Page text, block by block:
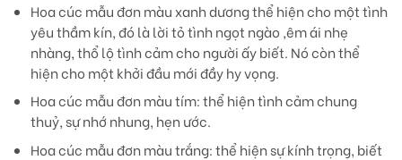
Hoa cúc mẫu đơn màu xanh dươngthể hiện cho một tình
yêu thầm kín, đó là lời tỏ tình ngọt ngào ,êm ái nhẹ
nhàng, thổ lộ tình cảm cho người ấy biết. Nó còn thể
hiện cho một khởi đầu mới đầy hy vọng.
Hoa cúc mẫu đơn màu tím:thể hiện tình cảm chung
thuỷ, sự nhớ nhung, hẹn ước.
Hoa cúc mẫu đơn màu trắng:thể hiện sự kính trọng, biết